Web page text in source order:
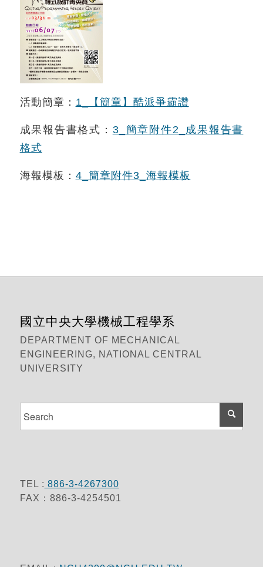
活動簡章： 1_【簡章】酷派爭霸讚
成果報告書格式： 3_簡章附件2_成果報告書
格式
海報模板： 4_簡章附件3_海報模板
國立中央大學機械工程學系
DEPARTMENT OF MECHANICAL
ENGINEERING, NATIONAL CENTRAL
UNIVERSITY
TEL : 886-3-4267300
FAX：886-3-4254501